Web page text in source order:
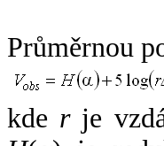
Průměrnou
kde rje